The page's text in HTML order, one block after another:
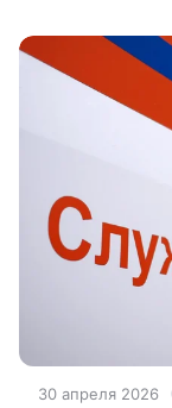
30 апреля 2026